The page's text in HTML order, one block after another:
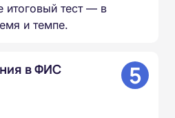
итоговый тест — в
и темпе.
в ФИС
5